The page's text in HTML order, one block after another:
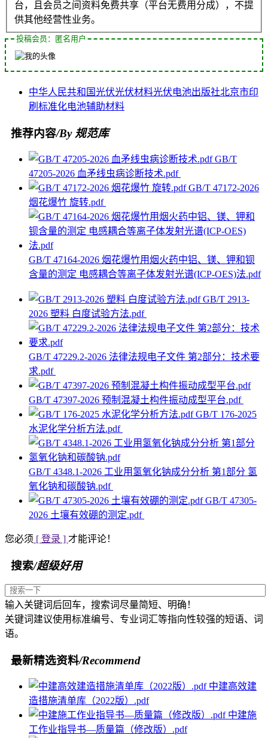
台，且会员之间资料免费共享（平台无费用分成），不提
供其他经营性业务。
投稿会员：匿名用户
中华人民共和国光伏光伏材料光伏电池出版社北京市印
刷 标准化电池辅助材料
推荐内容/By 规范库
GB/T
47205-2026 血矛线虫病诊断技术.pdf
GB/T 47172-2026
烟花爆竹 旋转.pdf
GB/T 47164-2026 烟花爆竹用烟火药中铝、镁、钾和钡
含量的测定 电感耦合等离子体发射光谱(ICP-OES)法.pdf
GB/T 2913-
2026 塑料 白度试验方法.pdf
GB/T 47229.2-2026 法律法规电子文件 第2部分：技术要
求.pdf
GB/T 47397-2026 预制混凝土构件振动成型平台.pdf
GB/T 176-2025
水泥化学分析方法.pdf
GB/T 4348.1-2026 工业用氢氧化钠成分分析 第1部分 氢
氧化钠和碳酸钠.pdf
GB/T 47305-
2026 土壤有效硼的测定.pdf
您必须 [ 登录 ] 才能评论！
搜索/超级好用
输入关键词后回车，搜索词尽量简短、明确！
关键词建议使用标准编号、专业词汇等指向性较强的短语、词
语。
最新精选资料/Recommend
中建高效建
造措施清单库（2022版）.pdf
中建施
工作业指导书—质量篇（修改版）.pdf